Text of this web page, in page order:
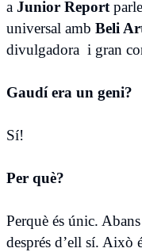
a Junior Report
universal amb Beli
divulgadora i gran
Gaudí era un geni?
Sí!
Per què?
Perquè és únic.
després d’ell sí. Això